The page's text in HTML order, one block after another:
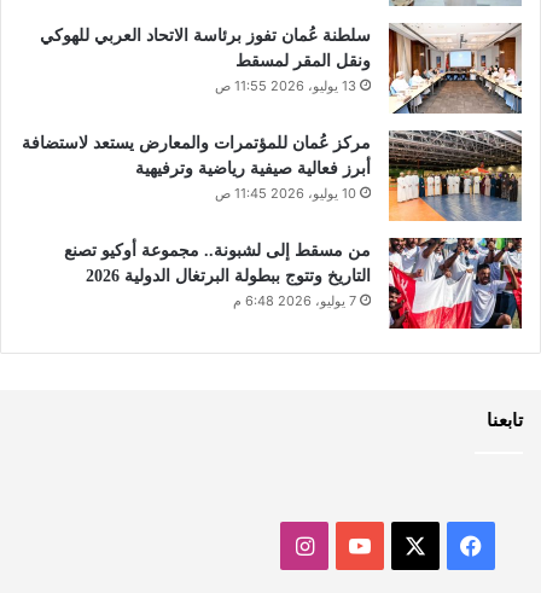
سلطنة عُمان تفوز برئاسة الاتحاد العربي للهوكي
ونقل المقر لمسقط
13 يوليو، 2026 11:55 ص
مركز عُمان للمؤتمرات والمعارض يستعد لاستضافة
أبرز فعالية صيفية رياضية وترفيهية
10 يوليو، 2026 11:45 ص
من مسقط إلى لشبونة.. مجموعة أوكيو تصنع
التاريخ وتتوج ببطولة البرتغال الدولية 2026
7 يوليو، 2026 6:48 م
تابعنا
فيسبوك ‫YouTubeانستقرام